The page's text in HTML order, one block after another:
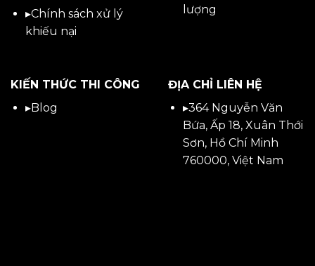
▸Chính sách xử lý
khiếu nại
lượng
KIẾN THỨC THI CÔNG
▸Blog
ĐỊA CHỈ LIÊN HỆ
▸364 Nguyễn Văn
Bứa, Ấp 18, Xuân Thới
Sơn, Hồ Chí Minh
760000, Việt Nam